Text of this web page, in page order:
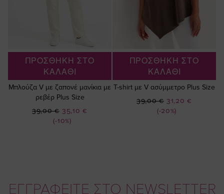
ΠΡΟΣΘΗΚΗ ΣΤΟ
ΚΑΛΑΘΙ
Μπλούζα V με ζαπονέ μανίκια με
ρεβέρ Plus Size
(-10%)
Ειδική
Τιμή
35,10 €
39,00 €
ΠΡΟΣΘΗΚΗ ΣΤΟ
ΚΑΛΑΘΙ
T-shirt με V ασύμμετρο Plus Size
(-20%)
Ειδική
Τιμή
31,20 €
39,00 €
ΕΓΓΡΑΦΕΙΤΕ ΣΤΟ NEWSLETTER